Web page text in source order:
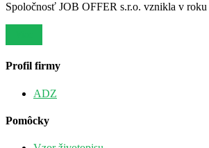
Spoločnosť JOB OFFER s.r.o. vznikla v roku
Profil firmy
ADZ
Pomôcky